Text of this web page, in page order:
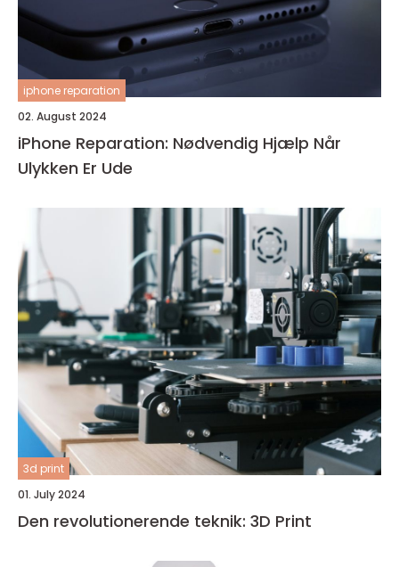
iphone reparation
02. August 2024
iPhone Reparation: Nødvendig Hjælp Når
Ulykken Er Ude
3d print
01. July 2024
Den revolutionerende teknik: 3D Print